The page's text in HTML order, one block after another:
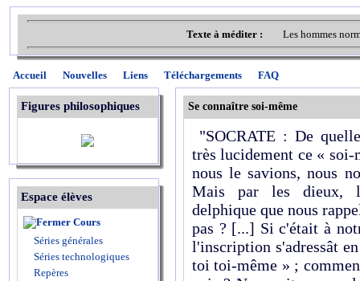
Texte à méditer : Les hommes
Accueil Nouvelles Liens Téléchargements FAQ
Figures philosophiques
Espace élèves
Cours
Séries générales
Séries technologiques
Repères
Se connaître soi-même
"SOCRATE : De
très lucidement ce « soi-
nous le savions, nous
Mais par les dieux,
delphique que nous
pas ? [...] Si c'était à
l'inscription s'adressât
toi toi-même » ;